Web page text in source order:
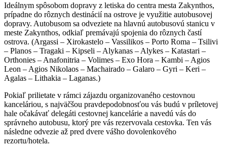
Ideálnym spôsobom dopravy z letiska do centra mesta Zakynthos,
prípadne do rôznych destinácií na ostrove je využitie autobusovej
dopravy. Autobusom sa odveziete na hlavnú autobusovú stanicu v
meste Zakynthos, odkiaľ premávajú spojenia do rôznych častí
ostrova. (Argassi – Xirokastelo – Vassilikos – Porto Roma – Tsilivi
– Planos – Tragaki – Kipseli – Alykanas – Alykes – Katastari –
Orthonies – Anafonitria – Volimes – Exo Hora – Kambi – Agios
Leon – Agios Nikolaos – Machairado – Galaro – Gyri – Keri –
Agalas – Lithakia – Laganas.)
Pokiaľ prilietate v rámci zájazdu organizovaného cestovnou
kanceláriou, s najväčšou pravdepodobnosťou vás budú v príletovej
hale očakávať delegáti cestovnej kancelárie a navedú vás do
správneho autobusu, ktorý pre vás rezervovala cestovka. Ten vás
následne odvezie až pred dvere vášho dovolenkového
rezortu/hotela.